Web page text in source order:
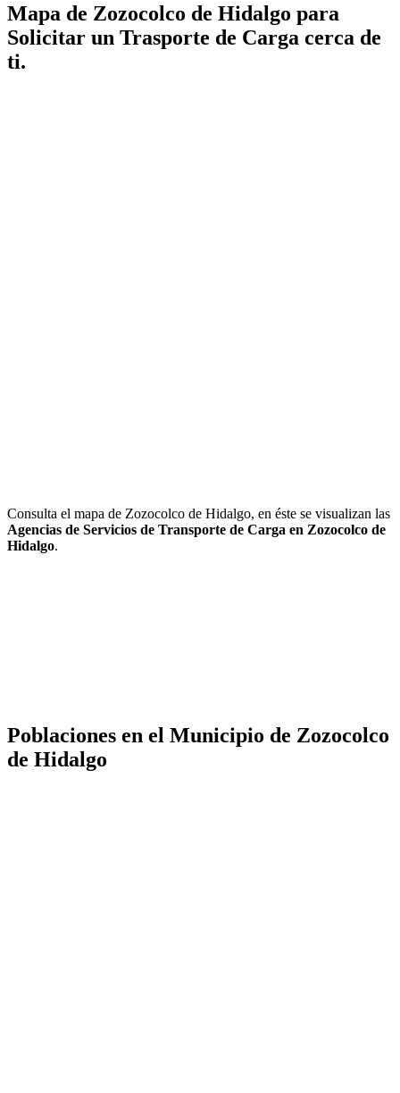
Mapa de Zozocolco de Hidalgo para
Solicitar un Trasporte de Carga cerca de
ti.
Consulta el mapa de Zozocolco de Hidalgo, en éste se visualizan las
Agencias de Servicios de Transporte de Carga en Zozocolco de
Hidalgo.
Poblaciones en el Municipio de Zozocolco
de Hidalgo